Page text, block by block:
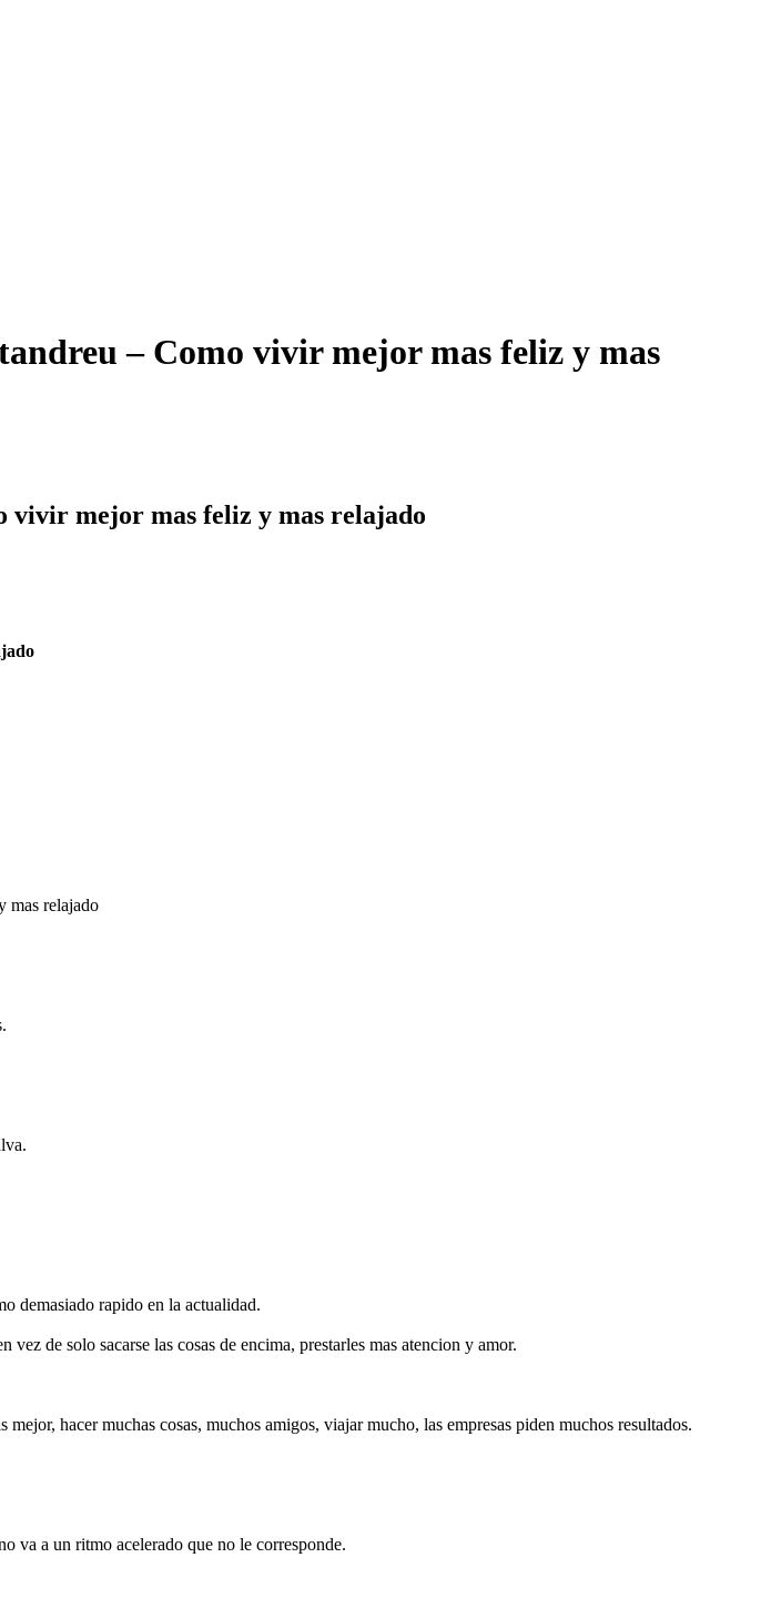
– Como vivir mejor mas feliz y mas
vivir mejor mas feliz y mas relajado
mas relajado
demasiado rapido en la actualidad.
de solo sacarse las cosas de encima, prestarles mas atencion y amor.
hacer muchas cosas, muchos amigos, viajar mucho, las empresas piden muchos resultados.
va a un ritmo acelerado que no le corresponde.